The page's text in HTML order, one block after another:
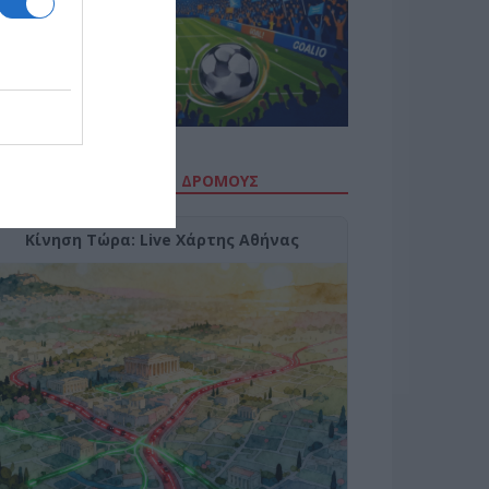
ΤΗΝ ΚΙΝΗΣΗ ΣΤΟΥΣ ΔΡΌΜΟΥΣ
Κίνηση Τώρα: Live Χάρτης Αθήνας